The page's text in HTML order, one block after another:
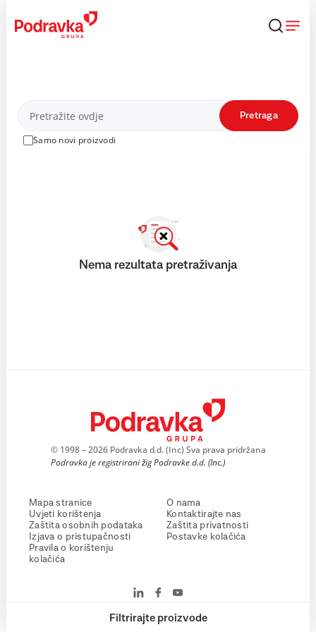
content
Proizvodi
Samo novi proizvodi
Pretraga
Filtrirajte proizvode
Nema rezultata pretraživanja
© 1998 – 2026 Podravka d.d. (Inc) Sva prava pridržana
Podravka je registrirani žig Podravke d.d. (Inc.)
Mapa stranice
Uvjeti korištenja
Zaštita osobnih podataka
Izjava o pristupačnosti
Pravila o korištenju
kolačića
O nama
Kontaktirajte nas
Zaštita privatnosti
Postavke kolačića